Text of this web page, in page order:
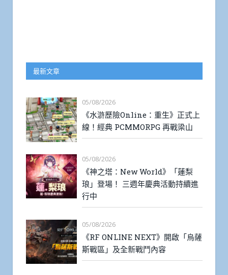
最新文章
05/08/2026
《水滸歷險Online：重生》正式上
線！經典 PCMMORPG 再戰梁山
05/08/2026
《神之塔：New World》「蓮梨
琅」登場！ 三週年慶典活動持續進
行中
05/08/2026
《RF ONLINE NEXT》開啟「烏薩
斯戰區」及全新戰鬥內容